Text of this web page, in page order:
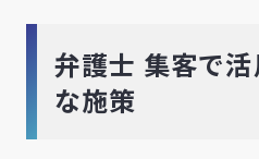
弁護士 集客で
な施策